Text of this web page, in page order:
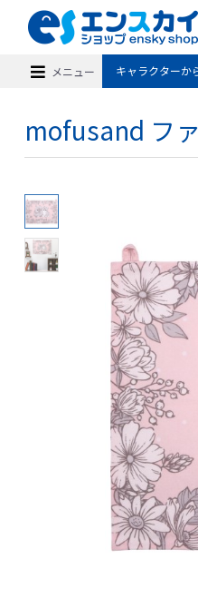
メニュー キャラクターか
mofusand フ